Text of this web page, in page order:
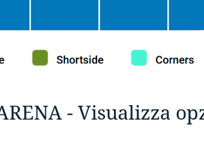
- Visualizza